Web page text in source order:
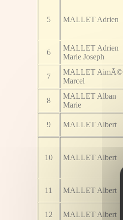
5 MALLET Adrien
6
MALLET Adrien
Marie Joseph
7
MALLET AimÃ©
Marcel
8
MALLET Alban
Marie
9 MALLET Albert
10 MALLET Albert
11 MALLET Albert
12 MALLET Albert